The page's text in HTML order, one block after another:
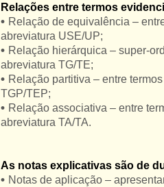
Relações entre termos
• Relação de equivalência –
abreviatura USE/UP;
• Relação hierárquica – super-
abreviatura TG/TE;
• Relação partitiva – entre
TGP/TEP;
• Relação associativa – entre
abreviatura TA/TA.
As notas explicativas são de
• Notas de aplicação –